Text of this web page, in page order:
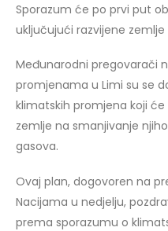
Sporazum će po prvi put
uključujući razvijene
Međunarodni pregovarači
promjenama u Limi su se
klimatskih promjena koji
zemlje na smanjivanje
gasova.
Ovaj plan, dogovoren na
Nacijama u nedjelju,
prema sporazumu o